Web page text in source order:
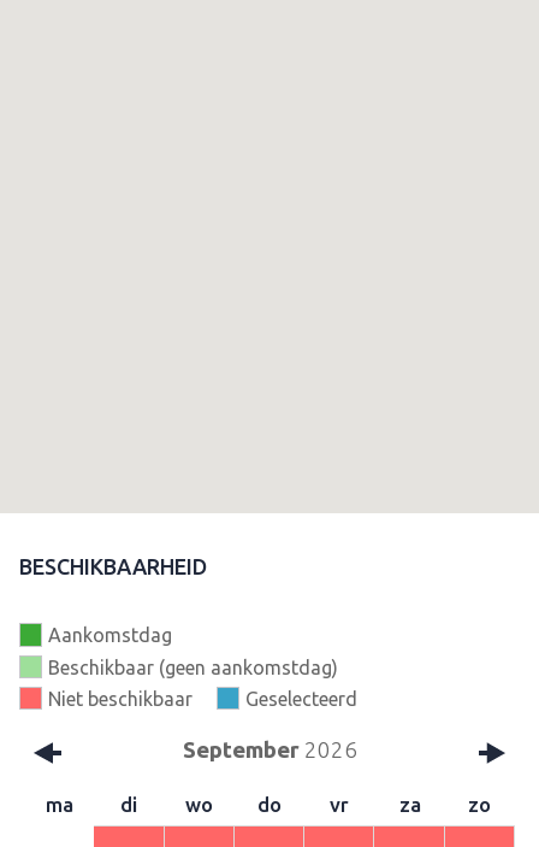
BESCHIKBAARHEID
Aankomstdag
Beschikbaar (geen aankomstdag)
Niet beschikbaar
Geselecteerd
September 2026
ma di wo do vr za zo